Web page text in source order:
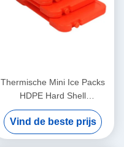
Thermische Mini Ice Packs
HDPE Hard Shell
17.8x12.2x1.4cm
Vind de beste prijs